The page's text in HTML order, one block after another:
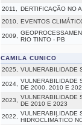
2011,
DERTIFICAÇÃO NO
2010,
EVENTOS
2009,
RIO TINTO - PB
CAMILA CUNICO
2025,
VULNERABILIDADE
2024,
VULNERABILIDADE
DE 2000, 2010 E
2023,
VULNERABILIDADE
DE 2010 E 2023
2022,
VULNERABILIDADE
HIDROCLIMÁTICO